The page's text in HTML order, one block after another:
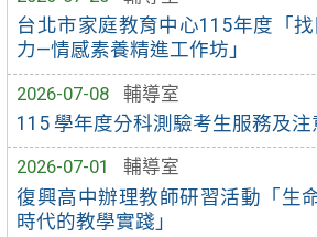
台北市家庭教育中心115年度「
力—情感素養精進工作坊」
2026-07-08
輔導室
115 學年度分科測驗考生服務及注
2026-07-01
輔導室
復興高中辦理教師研習活動「生
時代的教學實踐」